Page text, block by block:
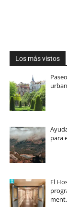
Los más vistos
para
El